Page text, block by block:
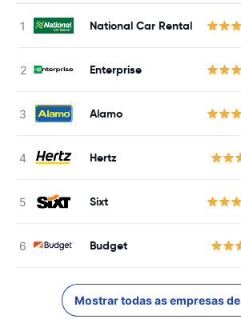
National Car Rental
Enterprise
Alamo
Hertz
Sixt
Budget
Mostrar todas as empresas